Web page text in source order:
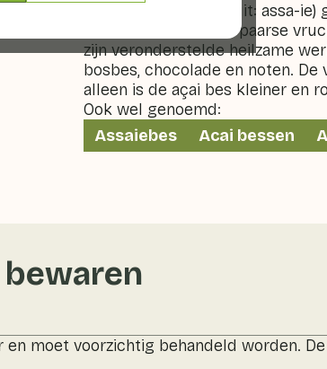
De açai bes (spreek uit: assa-
Suriname. De donkerpaarse
zijn veronderstelde heilzame
bosbes, chocolade en noten.
alleen is de açai bes kleiner en
Ook wel genoemd:
Assaiebes
Acai bessen
en moet voorzichtig behandeld worden.